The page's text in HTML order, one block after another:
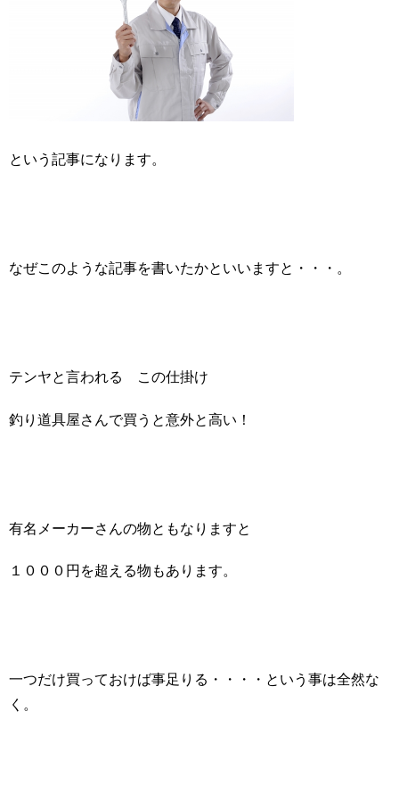
という記事になります。
なぜこのような記事を書いたかといいますと・・・。
テンヤと言われる この仕掛け
釣り道具屋さんで買うと意外と高い！
有名メーカーさんの物ともなりますと
１０００円を超える物もあります。
一つだけ買っておけば事足りる・・・・という事は全然な
く。